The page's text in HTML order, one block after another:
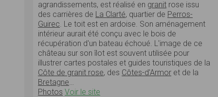
agrandissements, est réalisé en granit rose issu
des carrières de La Clarté, quartier de Perros-
Guirec . Le toit est en ardoise. Son aménagement
intérieur aurait été conçu avec le bois de
récupération d'un bateau échoué. L'image de ce
château sur son îlot est souvent utilisée pour
illustrer cartes postales et guides touristiques de la
Côte de granit rose, des Côtes-d'Armor et de la
Bretagne
Photos Voir le site